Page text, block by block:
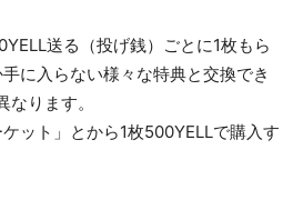
送る（投げ銭）ごとに1枚もら
に入らない様々な特典と交換でき
ります。
ット」とから1枚500YELLで購入す